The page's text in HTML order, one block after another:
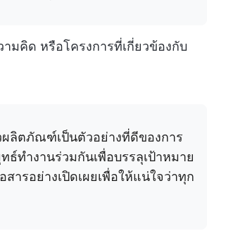
มคิด หรือโครงการที่เกี่ยวข้องกับ
ลิตภัณฑ์เป็นตัวอย่างที่ดีของการ
ทำงานร่วมกันเพื่อบรรลุเป้าหมาย
ารอย่างเปิดเผยเพื่อให้แน่ใจว่าทุก